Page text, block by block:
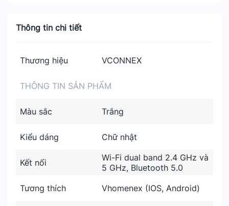
Thông tin chi tiết
Thương hiệu VCONNEX
THÔNG TIN SẢN PHẨM
Màu sắc Trắng
Kiểu dáng Chữ nhật
Kết nối
Wi-Fi dual band 2.4 GHz và
5 GHz, Bluetooth 5.0
Tương thích
Vhomenex (IOS, Android)